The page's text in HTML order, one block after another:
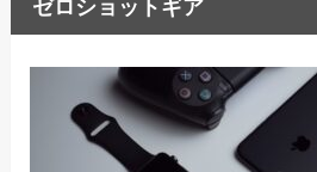
ゼロショットギア